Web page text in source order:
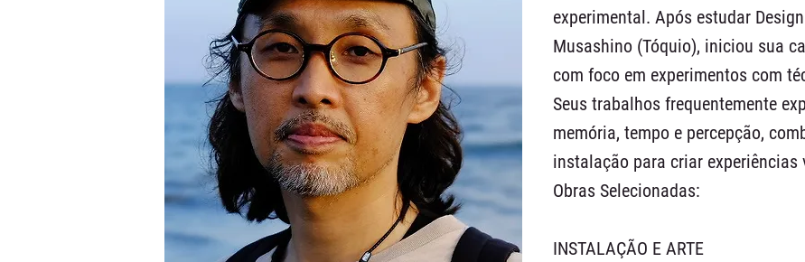
experimental. Após estudar
Musashino (Tóquio), iniciou sua
com foco em experimentos com
Seus trabalhos frequentemente
memória, tempo e percepção,
instalação para criar
Obras Selecionadas:
INSTALAÇÃO E ARTE